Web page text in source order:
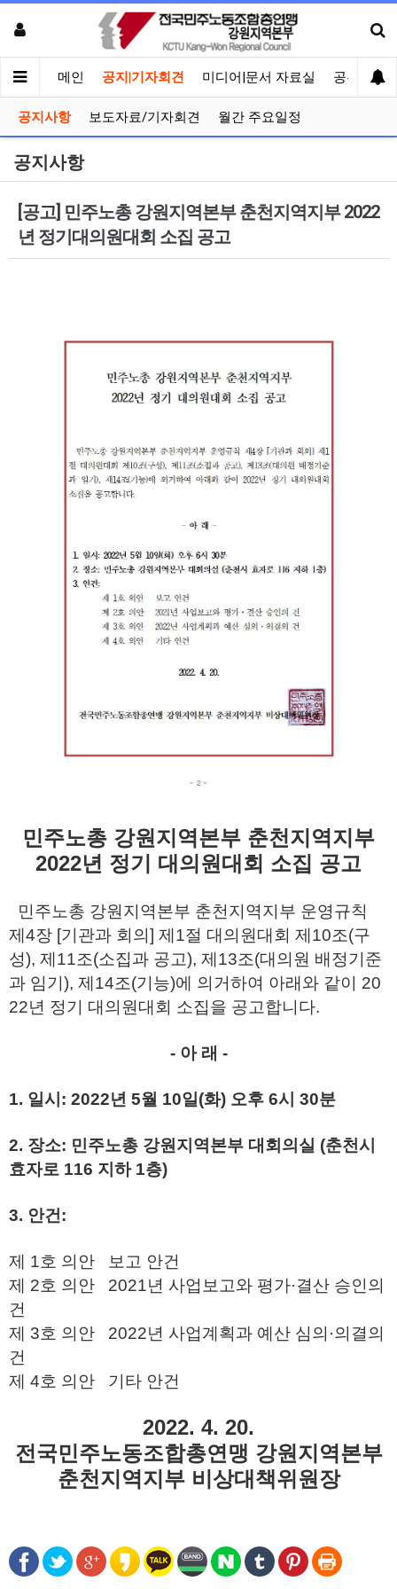
메인 공지|기자회견 미디어|문서 자료실 공유게시
공지사항 보도자료/기자회견 월간 주요일정
공지사항
[공고] 민주노총 강원지역본부 춘천지역지부 2022
년 정기대의원대회 소집 공고
민주노총 강원지역본부 춘천지역지부
2022년 정기 대의원대회 소집 공고
민주노총 강원지역본부 춘천지역지부 운영규칙
제4장 [기관과 회의] 제1절 대의원대회 제10조(구
성), 제11조(소집과 공고), 제13조(대의원 배정기준
과 임기), 제14조(기능)에 의거하여 아래와 같이 20
22년 정기 대의원대회 소집을 공고합니다.
- 아 래 -
1. 일시: 2022년 5월 10일(화) 오후 6시 30분
2. 장소: 민주노총 강원지역본부 대회의실 (춘천시
효자로 116 지하 1층)
3. 안건:
제 1호 의안 보고 안건
제 2호 의안 2021년 사업보고와 평가·결산 승인의
건
제 3호 의안 2022년 사업계획과 예산 심의·의결의
건
제 4호 의안 기타 안건
2022. 4. 20.
전국민주노동조합총연맹 강원지역본부
춘천지역지부 비상대책위원장